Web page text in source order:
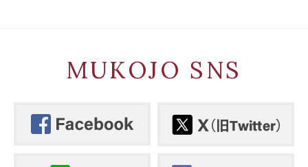
MUKOJO SNS